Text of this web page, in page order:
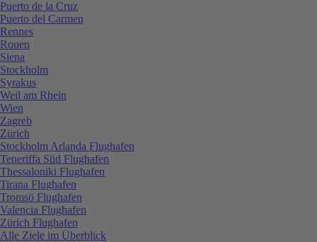
Puerto de la Cruz
Puerto del Carmen
Rennes
Rouen
Siena
Stockholm
Syrakus
Weil am Rhein
Wien
Zagreb
Zürich
Stockholm Arlanda Flughafen
Teneriffa Süd Flughafen
Thessaloniki Flughafen
Tirana Flughafen
Tromsö Flughafen
Valencia Flughafen
Zürich Flughafen
Alle Ziele im Überblick